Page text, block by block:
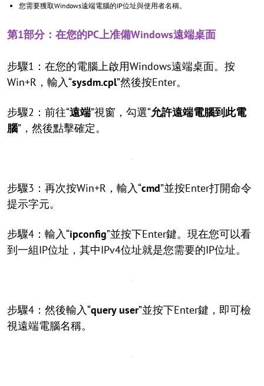
您需要獲取Windows遠端電腦的IP位址與使用者名稱。
第1部分：在您的PC上准備Windows遠端桌面
步驟1：在您的電腦上啟用Windows遠端桌面。按
Win+R，輸入“sysdm.cpl”然後按Enter。
步驟2：前往“遠端”視窗，勾選“允許遠端電腦到此電
腦”，然後點擊確定。
步驟3：再次按Win+R，輸入“cmd”並按Enter打開命令
提示字元。
步驟4：輸入“ipconfig”並按下Enter鍵。現在您可以看
到一組IP位址，其中IPv4位址就是您需要的IP位址。
步驟4：然後輸入“query user”並按下Enter鍵，即可檢
視遠端電腦名稱。